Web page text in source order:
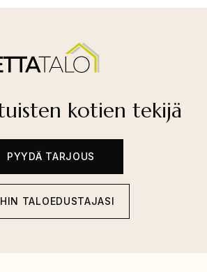
kotien tekijä
PYYDÄ TARJOUS
TALOEDUSTAJASI